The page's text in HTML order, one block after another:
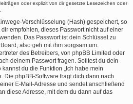
oder explizit von dir gesetzte Lesezeichen oder
Verschlüsselung (Hash) gespeichert, so
empfohlen, dieses Passwort nicht auf einer
Das Passwort ist dein Schlüssel zu
also geh mit ihm sorgsam um.
des Betreibers, von phpBB Limited oder
deinem Passwort fragen. Solltest du dein
du die Funktion „Ich habe mein
Die phpBB-Software fragt dich dann nach
E-Mail-Adresse und sendet anschließend
diese Adresse, mit dem du dann auf das